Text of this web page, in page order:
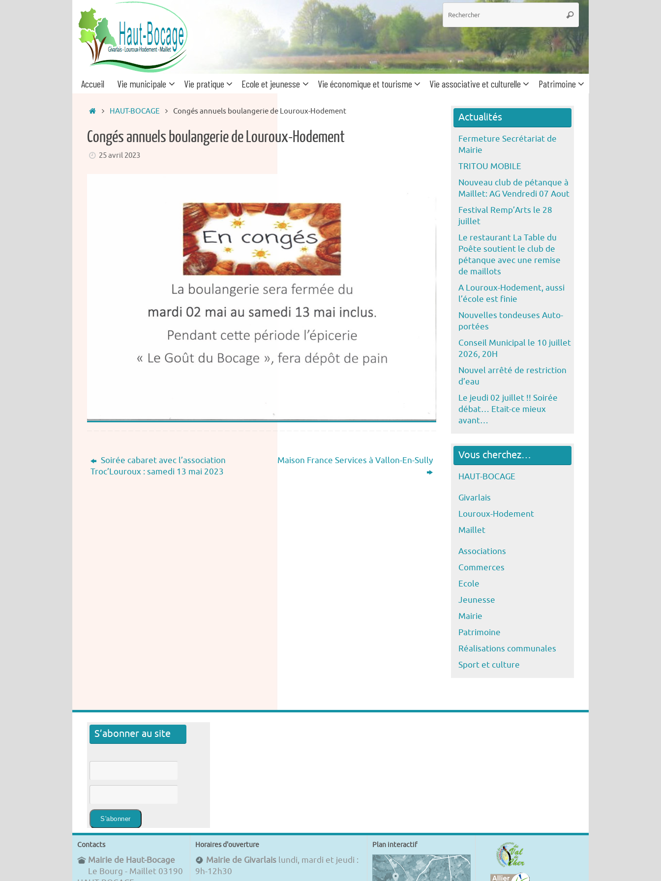
Recherche
pour
Rechercher
Accueil Vie municipale Vie pratique Ecole et jeunesse Vie économique et tourisme Vie associative et culturelle Patrimoine
Accueil
HAUT-BOCAGE Congés annuels boulangerie de Louroux-Hodement
Congés annuels boulangerie de Louroux-Hodement
25 avril 2023
Soirée cabaret avec l’association
Troc’Louroux : samedi 13 mai 2023
Maison France Services à Vallon-En-Sully
Actualités
Fermeture Secrétariat de
Mairie
TRITOU MOBILE
Nouveau club de pétanque à
Maillet: AG Vendredi 07 Aout
Festival Remp’Arts le 28
juillet
Le restaurant La Table du
Poête soutient le club de
pétanque avec une remise
de maillots
A Louroux-Hodement, aussi
l’école est finie
Nouvelles tondeuses Auto-
portées
Conseil Municipal le 10 juillet
2026, 20H
Nouvel arrêté de restriction
d’eau
Le jeudi 02 juillet !! Soirée
débat… Etait-ce mieux
avant…
Vous cherchez…
HAUT-BOCAGE
Givarlais
Louroux-Hodement
Maillet
Associations
Commerces
Ecole
Jeunesse
Mairie
Patrimoine
Réalisations communales
Sport et culture
S’abonner au site
Contacts
Mairie de Haut-Bocage
Le Bourg - Maillet 03190
Horaires d'ouverture
Mairie de Givarlais lundi, mardi et jeudi :
9h-12h30
Plan interactif